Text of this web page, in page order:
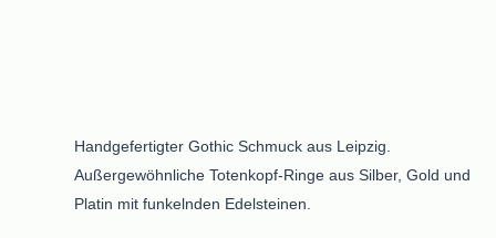
Handgefertigter Gothic Schmuck aus Leipzig.
Außergewöhnliche Totenkopf-Ringe aus Silber, Gold und
Platin mit funkelnden Edelsteinen.